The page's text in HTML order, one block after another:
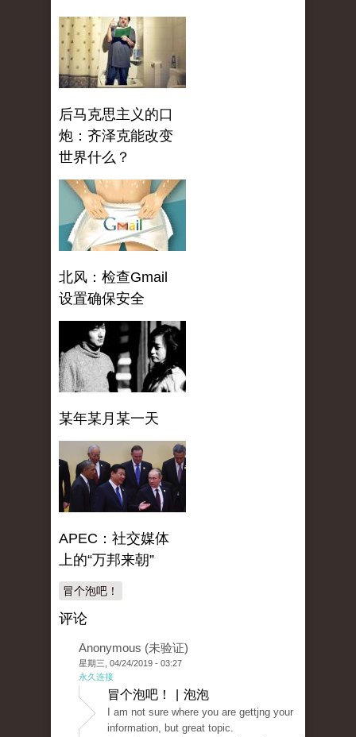
后马克思主义的口
炮：齐泽克能改变
世界什么？
北风：检查Gmail
设置确保安全
某年某月某一天
APEC：社交媒体
上的“万邦来朝”
冒个泡吧！
评论
Anonymous (未验证)
星期三, 04/24/2019 - 03:27
永久连接
冒个泡吧！ | 泡泡
I am not sure where you are gettjng your
informatіon, but great topic.